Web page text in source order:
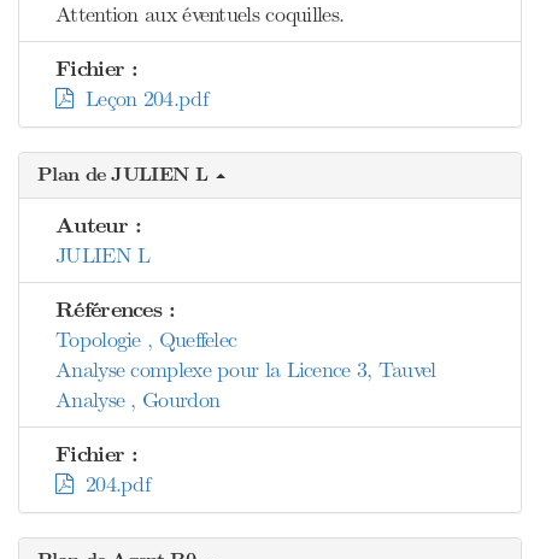
Attention aux éventuels coquilles.
Fichier :
Leçon 204.pdf
Plan de JULIEN L
Auteur :
JULIEN L
Références :
Topologie , Queffelec
Analyse complexe pour la Licence 3, Tauvel
Analyse , Gourdon
Fichier :
204.pdf